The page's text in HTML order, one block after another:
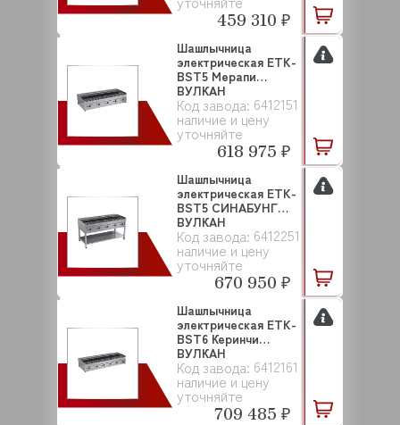
459 310 ₽
Код завода: 6412151
наличие и цену
уточняйте
Шашлычница
электрическая ETK-
BST5 Мерапи
ВУЛКАН
618 975 ₽
Код завода: 6412251
наличие и цену
уточняйте
Шашлычница
электрическая ETK-
BST5 СИНАБУНГ
ВУЛКАН
670 950 ₽
Код завода: 6412161
наличие и цену
уточняйте
Шашлычница
электрическая ETK-
BST6 Керинчи
ВУЛКАН
709 485 ₽